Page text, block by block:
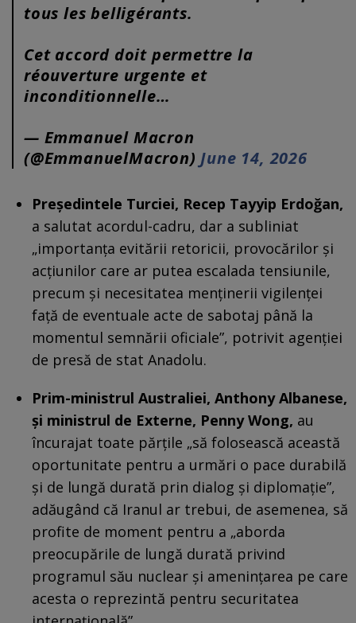
tous les belligérants.
Cet accord doit permettre la
réouverture urgente et
inconditionnelle…
— Emmanuel Macron
(@EmmanuelMacron) June 14, 2026
Președintele Turciei, Recep Tayyip Erdoğan,
a salutat acordul-cadru, dar a subliniat
„importanța evitării retoricii, provocărilor și
acțiunilor care ar putea escalada tensiunile,
precum și necesitatea menținerii vigilenței
față de eventuale acte de sabotaj până la
momentul semnării oficiale”, potrivit agenției
de presă de stat Anadolu.
Prim-ministrul Australiei, Anthony Albanese,
și ministrul de Externe, Penny Wong, au
încurajat toate părțile „să folosească această
oportunitate pentru a urmări o pace durabilă
și de lungă durată prin dialog și diplomație”,
adăugând că Iranul ar trebui, de asemenea, să
profite de moment pentru a „aborda
preocupările de lungă durată privind
programul său nuclear și amenințarea pe care
acesta o reprezintă pentru securitatea